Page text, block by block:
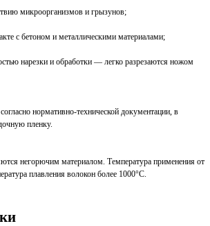
микроорганизмов и грызунов;
с бетоном и металлическими материалами;
нарезки и обработки — легко разрезаются ножом
нормативно-технической документации, в
пленку.
негорючим материалом. Температура применения от
плавления волокон более 1000°С.